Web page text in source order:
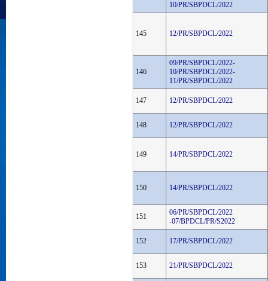
10/PR/SBPDCL/2022
145 12/PR/SBPDCL/2022
146
09/PR/SBPDCL/2022-
10/PR/SBPDCL/2022-
11/PR/SBPDCL/2022
147 12/PR/SBPDCL/2022
148 12/PR/SBPDCL/2022
149 14/PR/SBPDCL/2022
150 14/PR/SBPDCL/2022
151
06/PR/SBPDCL/2022
-07/BPDCL/PR/S2022
152 17/PR/SBPDCL/2022
153 21/PR/SBPDCL/2022